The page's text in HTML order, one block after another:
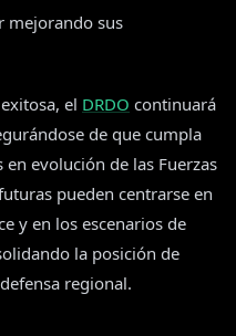
mejorando sus
el DRDO continuará
de que cumpla
en evolución de las Fuerzas
pueden centrarse en
y en los escenarios de
la posición de
regional.